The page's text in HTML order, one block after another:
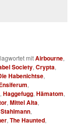
mitAirbourne,
Society,Crypta,
Habenichtse,
,
,Haggefugg,Hämatom,
,Mittel Alta,
Stahlmann,
,The Haunted,